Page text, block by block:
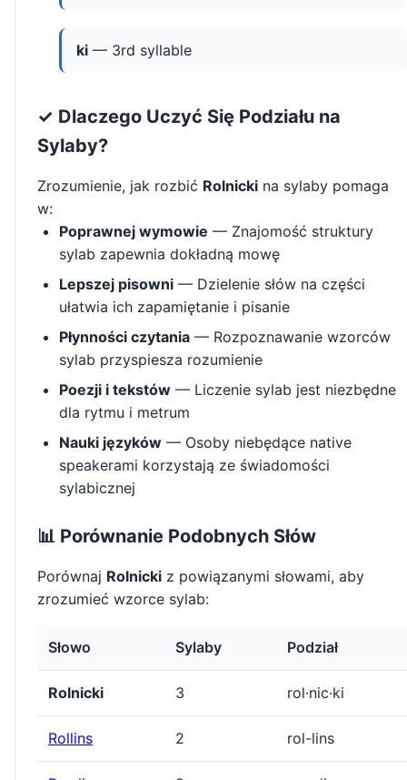
ki — 3rd syllable
✓ Dlaczego Uczyć Się Podziału na
Sylaby?
Zrozumienie, jak rozbić Rolnicki na sylaby pomaga
w:
Poprawnej wymowie — Znajomość struktury
sylab zapewnia dokładną mowę
Lepszej pisowni — Dzielenie słów na części
ułatwia ich zapamiętanie i pisanie
Płynności czytania — Rozpoznawanie wzorców
sylab przyspiesza rozumienie
Poezji i tekstów — Liczenie sylab jest niezbędne
dla rytmu i metrum
Nauki języków — Osoby niebędące native
speakerami korzystają ze świadomości
sylabicznej
📊 Porównanie Podobnych Słów
Porównaj Rolnicki z powiązanymi słowami, aby
zrozumieć wzorce sylab:
Słowo Sylaby Podział
Rolnicki 3 rol·nic·ki
Rollins 2 rol-lins